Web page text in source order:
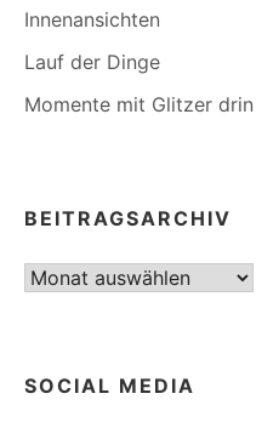
Innenansichten
Lauf der Dinge
Momente mit Glitzer drin
BEITRAGSARCHIV
Beitragsarchiv
SOCIAL MEDIA